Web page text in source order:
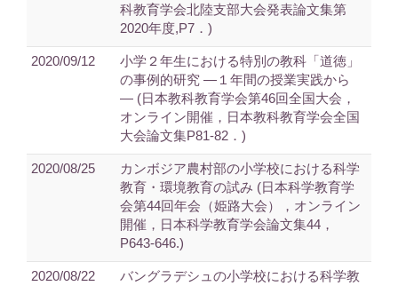
科教育学会北陸支部大会発表論文集第
2020年度,P7．)
2020/09/12
小学２年生における特別の教科「道徳」
の事例的研究 ―１年間の授業実践から
― (日本教科教育学会第46回全国大会，
オンライン開催，日本教科教育学会全国
大会論文集P81-82．)
2020/08/25
カンボジア農村部の小学校における科学
教育・環境教育の試み (日本科学教育学
会第44回年会（姫路大会），オンライン
開催，日本科学教育学会論文集44，
P643-646.)
2020/08/22
バングラデシュの小学校における科学教